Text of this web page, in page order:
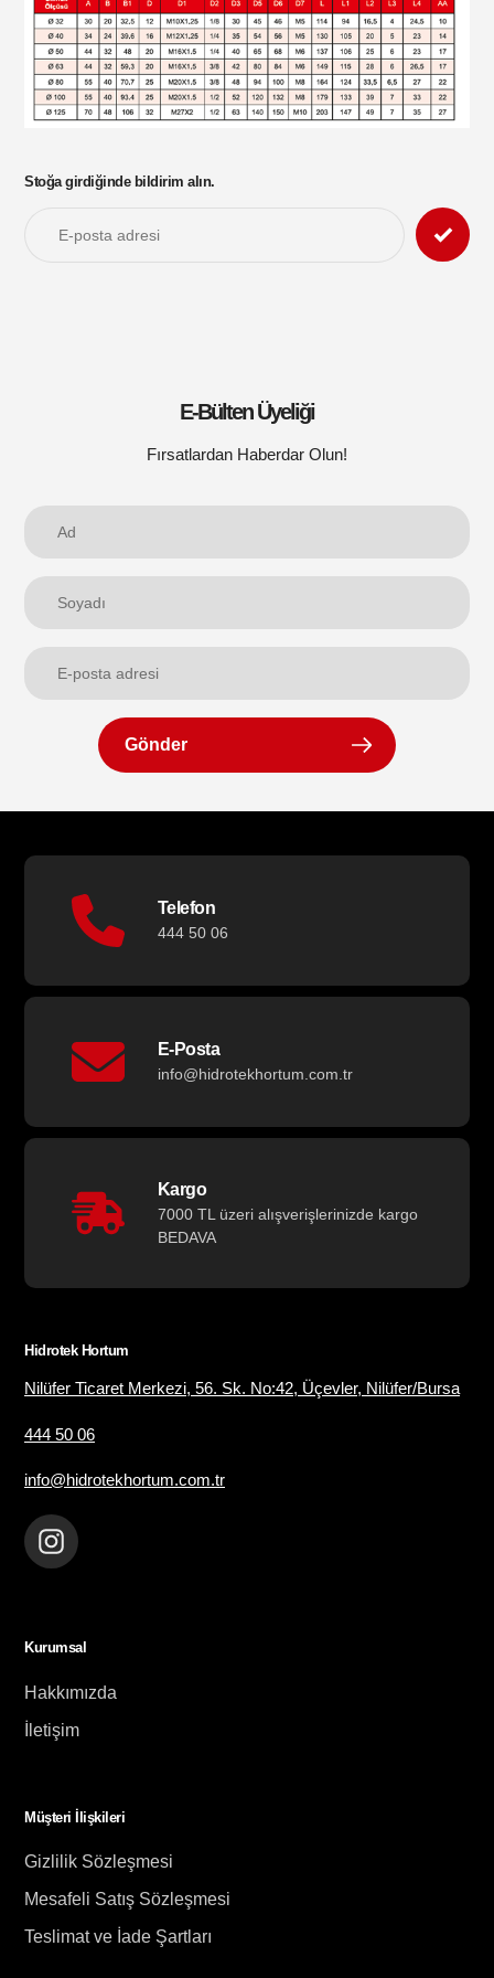
Stoğa girdiğinde bildirim alın.
E-Bülten Üyeliği
Fırsatlardan Haberdar Olun!
Gönder
Telefon
444 50 06
E-Posta
info@hidrotekhortum.com.tr
Kargo
7000 TL üzeri alışverişlerinizde kargo
BEDAVA
Hidrotek Hortum
Nilüfer Ticaret Merkezi, 56. Sk. No:42, Üçevler, Nilüfer/Bursa
444 50 06
info@hidrotekhortum.com.tr
Instagram
Kurumsal
Hakkımızda
İletişim
Müşteri İlişkileri
Gizlilik Sözleşmesi
Mesafeli Satış Sözleşmesi
Teslimat ve İade Şartları